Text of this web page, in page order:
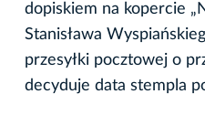
dopiskiem na kopercie
Stanisława
przesyłki pocztowej o
decyduje data stempla